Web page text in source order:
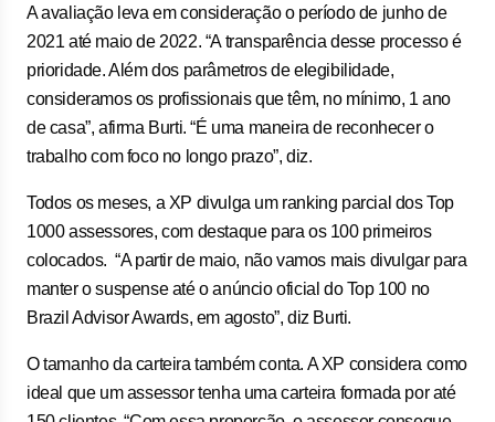
A avaliação leva em consideração o período de junho de
2021 até maio de 2022. “A transparência desse processo é
prioridade. Além dos parâmetros de elegibilidade,
consideramos os profissionais que têm, no mínimo, 1 ano
de casa”, afirma Burti. “É uma maneira de reconhecer o
trabalho com foco no longo prazo”, diz.
Todos os meses, a XP divulga um ranking parcial dos Top
1000 assessores, com destaque para os 100 primeiros
colocados. “A partir de maio, não vamos mais divulgar para
manter o suspense até o anúncio oficial do Top 100 no
Brazil Advisor Awards, em agosto”, diz Burti.
O tamanho da carteira também conta. A XP considera como
ideal que um assessor tenha uma carteira formada por até